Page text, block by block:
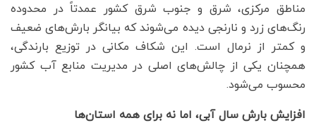
مناطق مرکزی، شرق و جنوب شرق کشور عمدتاً در محدوده
رنگ‌های زرد و نارنجی دیده می‌شوند که بیانگر بارش‌های ضعیف
و کمتر از نرمال است. این شکاف مکانی در توزیع بارندگی،
همچنان یکی از چالش‌های اصلی در مدیریت منابع آب کشور
محسوب می‌شود.
افزایش بارش سال آبی، اما نه برای همه استان‌ها